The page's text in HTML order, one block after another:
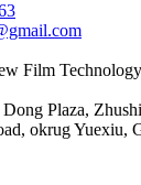
Film
Plaza,
okrug Yuexiu,